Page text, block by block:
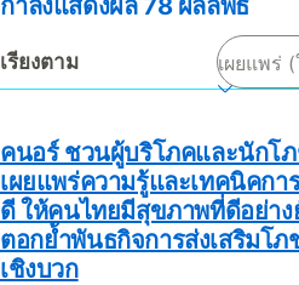
กำลังแสดงผล78ผลลัพธ์
เรียงตาม
คนอร์ ชวนผู้บริโภคและนักโ
เผยแพร่ความรู้และเทคนิคกา
ดี ให้คนไทยมีสุขภาพที่ดีอย่าง
ตอกย้ำพันธกิจการส่งเสริมโภ
เชิงบวก